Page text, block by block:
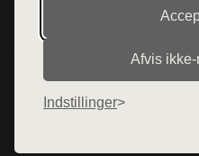
Afvis
Indstillinger
Denne side er en del af
hjemmesider med
diverse webshops. Der
varerne på lager.